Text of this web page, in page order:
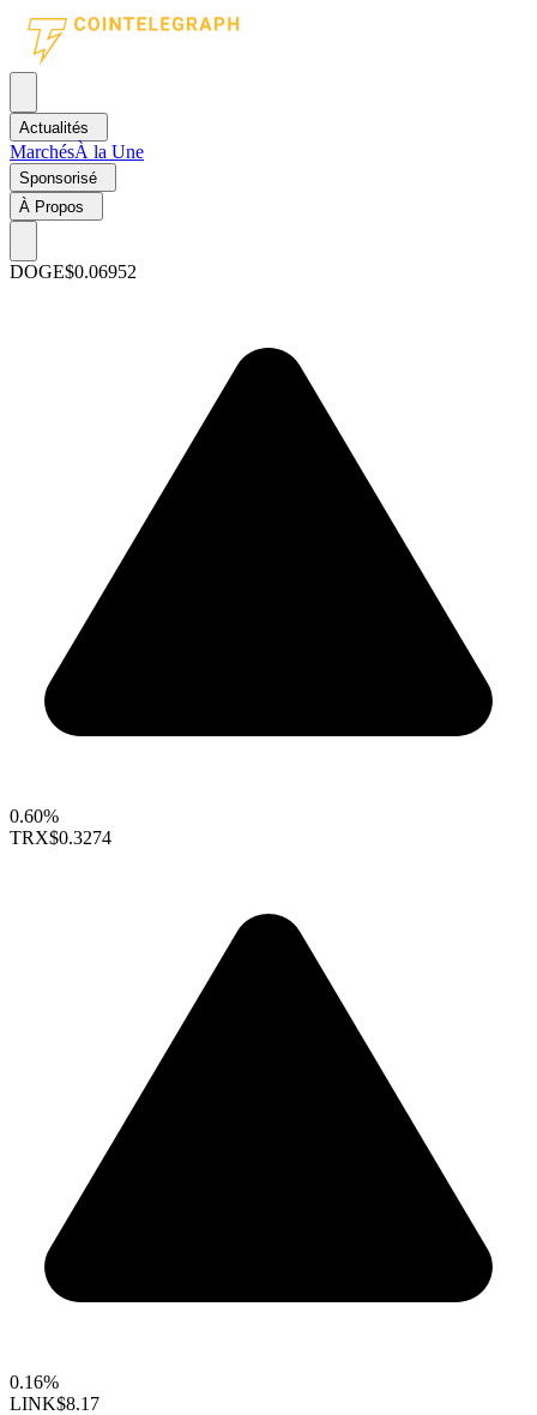
Actualités
MarchésÀ la Une
Sponsorisé
À Propos
DOGE$0.06952
0.60%
TRX$0.3274
0.16%
LINK$8.17